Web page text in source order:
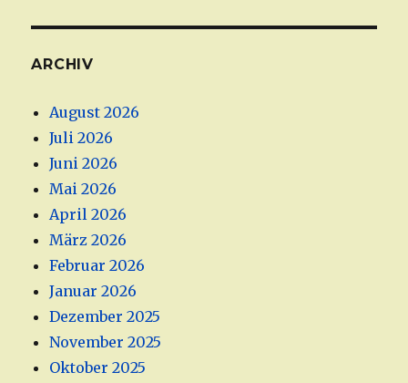
ARCHIV
August 2026
Juli 2026
Juni 2026
Mai 2026
April 2026
März 2026
Februar 2026
Januar 2026
Dezember 2025
November 2025
Oktober 2025